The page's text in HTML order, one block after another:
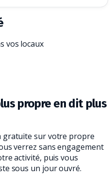
vos locaux
SERVICE.
propre en dit plus
gratuite sur votre propre
verrez sans engagement
activité, puis vous
sous un jour ouvré.